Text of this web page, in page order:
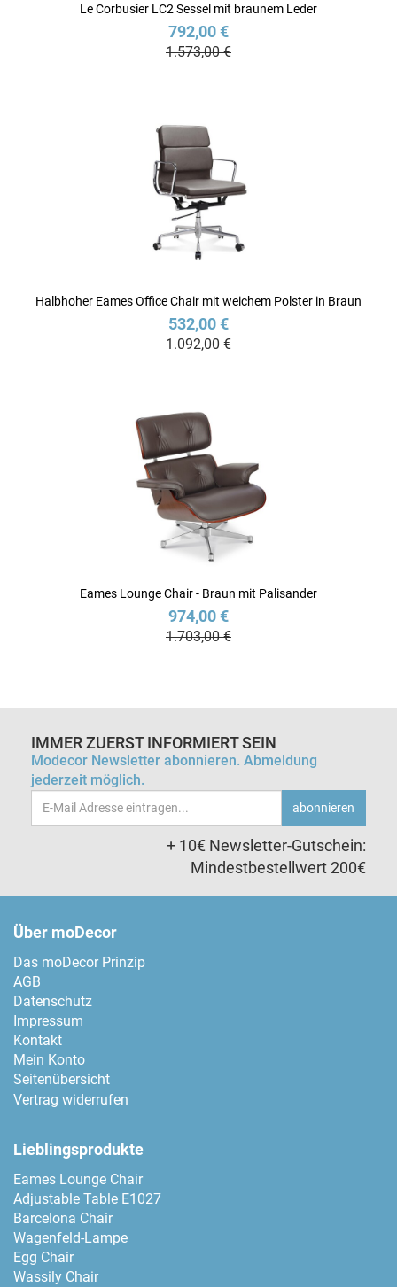
Le Corbusier LC2 Sessel mit braunem Leder
792,00 €
1.573,00 €
Halbhoher Eames Office Chair mit weichem Polster in Braun
532,00 €
1.092,00 €
Eames Lounge Chair - Braun mit Palisander
974,00 €
1.703,00 €
IMMER ZUERST INFORMIERT SEIN
Modecor Newsletter abonnieren. Abmeldung
jederzeit möglich.
Email-
Adresse
abonnieren
+ 10€ Newsletter-Gutschein:
Mindestbestellwert 200€
Über moDecor
Das moDecor Prinzip
AGB
Datenschutz
Impressum
Kontakt
Mein Konto
Seitenübersicht
Vertrag widerrufen
Lieblingsprodukte
Eames Lounge Chair
Adjustable Table E1027
Barcelona Chair
Wagenfeld-Lampe
Egg Chair
Wassily Chair